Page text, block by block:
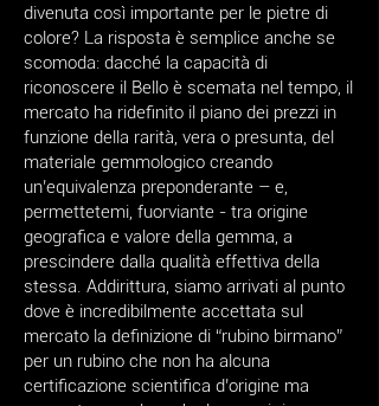
divenuta così importante per le pietre di
colore? La risposta è semplice anche se
scomoda: dacché la capacità di
riconoscere il Bello è scemata nel tempo, il
mercato ha ridefinito il piano dei prezzi in
funzione della rarità, vera o presunta, del
materiale gemmologico creando
un’equivalenza preponderante – e,
permettetemi, fuorviante - tra origine
geografica e valore della gemma, a
prescindere dalla qualità effettiva della
stessa. Addirittura, siamo arrivati al punto
dove è incredibilmente accettata sul
mercato la definizione di “rubino birmano”
per un rubino che non ha alcuna
certificazione scientifica d’origine ma